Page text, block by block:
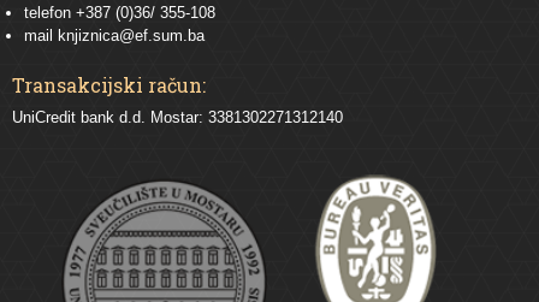
telefon +387 (0)36/ 355-108
mail
knjiznica@ef.sum.ba
Transakcijski račun:
UniCredit bank d.d. Mostar: 3381302271312140